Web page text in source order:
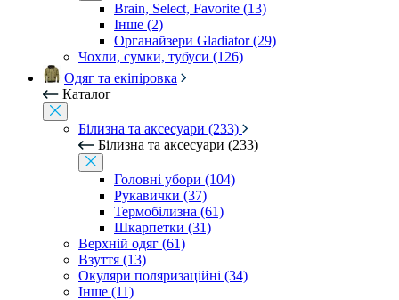
Brain, Select, Favorite (13)
Інше (2)
Органайзери Gladiator (29)
Чохли, сумки, тубуси (126)
Одяг та екіпіровка
Каталог
Білизна та аксесуари (233)
Білизна та аксесуари (233)
Головні убори (104)
Рукавички (37)
Термобілизна (61)
Шкарпетки (31)
Верхній одяг (61)
Взуття (13)
Окуляри поляризаційні (34)
Інше (11)